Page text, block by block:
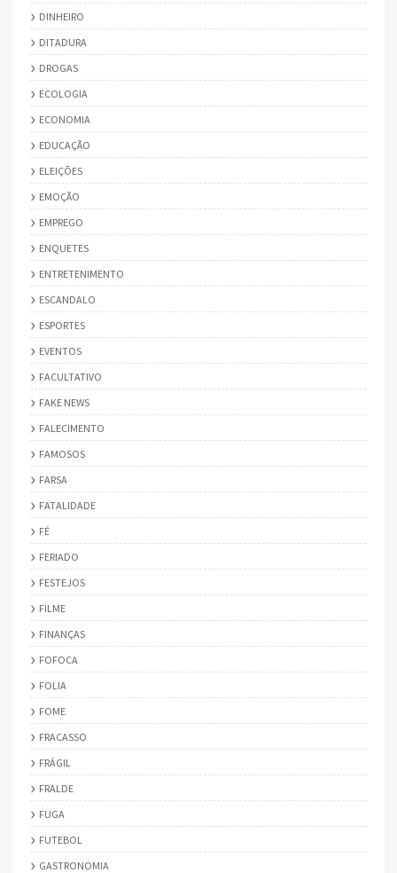
DINHEIRO
DITADURA
DROGAS
ECOLOGIA
ECONOMIA
EDUCAÇÃO
ELEIÇÕES
EMOÇÃO
EMPREGO
ENQUETES
ENTRETENIMENTO
ESCANDALO
ESPORTES
EVENTOS
FACULTATIVO
FAKE NEWS
FALECIMENTO
FAMOSOS
FARSA
FATALIDADE
FÉ
FERIADO
FESTEJOS
FILME
FINANÇAS
FOFOCA
FOLIA
FOME
FRACASSO
FRÁGIL
FRALDE
FUGA
FUTEBOL
GASTRONOMIA